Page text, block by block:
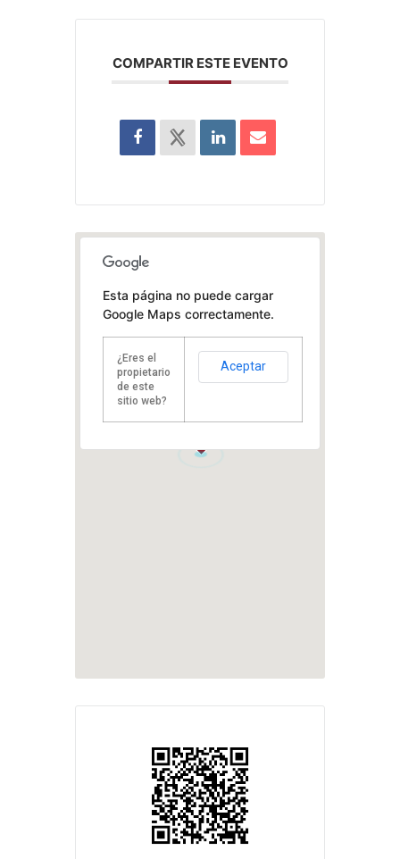
COMPARTIR ESTE EVENTO
Esta página no puede cargar
Google Maps correctamente.
¿Eres el
propietario
de este
sitio web?
Aceptar